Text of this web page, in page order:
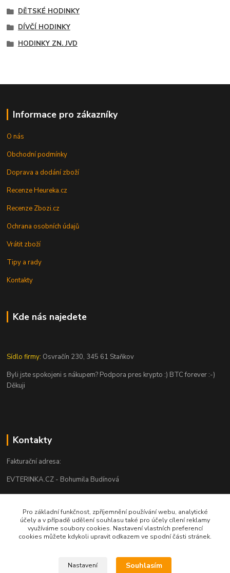
DĚTSKÉ HODINKY
DÍVČÍ HODINKY
HODINKY ZN. JVD
Informace pro zákazníky
O nás
Obchodní podmínky
Doprava a dodání zboží
Recenze Heureka.cz
Recenze Zbozi.cz
Ochrana osobních údajů
Vrátit zboží
Tipy a rady
Kontakty
Kde nás najedete
Sídlo firmy: Osvračín 230, 345 61 Staňkov
Byli jste spokojeni s nákupem? Podpora pres krypto :) BTC forever :-)
Děkuji
Kontakty
Fakturační adresa:
EVTERINKA.CZ - Bohumila Budínová
IČO: 03681572, neplátce DPH
Bankovní spojení: 2800720013/2010
Pro základní funkčnost, zpříjemnění používání webu, analytické
účely a v případě udělení souhlasu také pro účely cílení reklamy
využíváme soubory cookies. Nastavení vlastních preferencí
cookies můžete kdykoli upravit odkazem ve spodní části stránek.
Nastavení Souhlasím